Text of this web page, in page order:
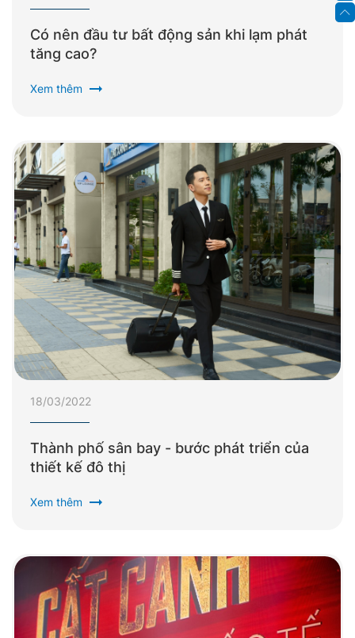
Có nên đầu tư bất động sản khi lạm phát
tăng cao?
Xem thêm arrow_right_alt
18/03/2022
Thành phố sân bay - bước phát triển của
thiết kế đô thị
Xem thêm arrow_right_alt